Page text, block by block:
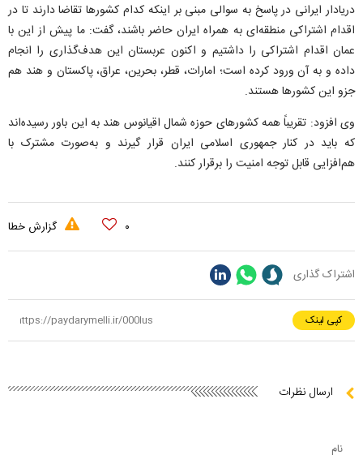
دریادار ایرانی در پاسخ به سوالی مبنی بر اینکه کدام کشور‌ها تقاضا دارند تا در
اقدام اشتراکی منطقه‌ای به همراه ایران حاضر باشند، گفت: ما پیش از این با
عمان اقدام اشتراکی را داشتیم و اکنون عربستان این هدف‌گذاری را انجام
داده و به آن ورود کرده است؛ امارات، قطر، بحرین، عراق، پاکستان و هند هم
جزو این کشور‌ها هستند.
وی افزود: تقریباً همه کشور‌های حوزه شمال اقیانوس هند به این باور رسیده‌اند
که باید در کنار جمهوری اسلامی ایران قرار گیرند و به‌صورت مشترک با
هم‌افزایی قابل توجه امنیت را برقرار کنند.
۰ گزارش خطا
اشتراک گذاری
کپی لینک
ارسال نظرات
نام